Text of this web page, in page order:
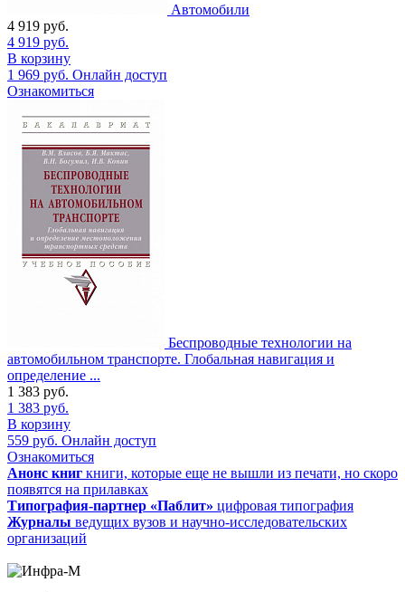
Автомобили
4 919 руб.
4 919 руб.
В корзину
1 969 руб. Онлайн доступ
Ознакомиться
Беспроводные технологии на
автомобильном транспорте. Глобальная навигация и
определение ...
1 383 руб.
1 383 руб.
В корзину
559 руб. Онлайн доступ
Ознакомиться
Анонс книг книги, которые еще не вышли из печати, но скоро
появятся на прилавках
Типография-партнер «Паблит» цифровая типография
Журналы ведущих вузов и научно-исследовательских
организаций